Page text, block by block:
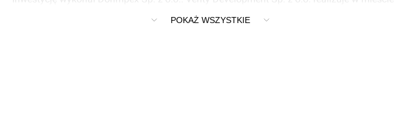
Wrocław przy Rzeźnicza 28/31 inwestycję Heritage Gates.
POKAŻ WSZYSTKIE